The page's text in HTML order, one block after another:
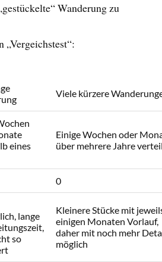
Wanderung zu
Viele kürzere
eines
Einige Wochen oder
über mehrere Jahre
0
lange
so
Kleinere Stücke mit
einigen Monaten Vorlauf,
daher mit noch mehr
möglich